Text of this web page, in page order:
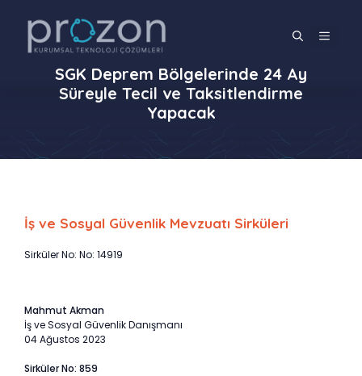
MENÜ
SGK Deprem Bölgelerinde 24 Ay
Süreyle Tecil ve Taksitlendirme
Yapacak
İş ve Sosyal Güvenlik Mevzuatı Sirküleri
Sirküler No: No: 14919
Mahmut Akman
İş ve Sosyal Güvenlik Danışmanı
04 Ağustos 2023
Sirküler No: 859